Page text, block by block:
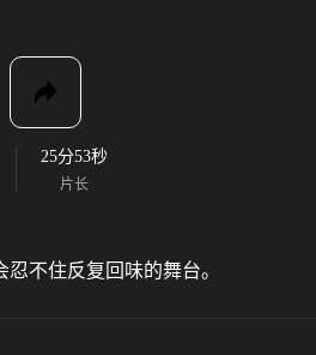
25分53秒
片长
不住反复回味的舞台。